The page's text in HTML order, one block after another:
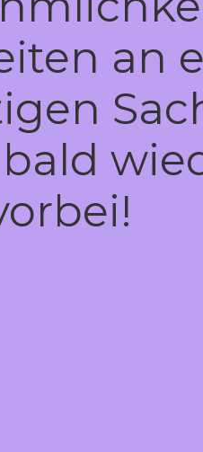
an